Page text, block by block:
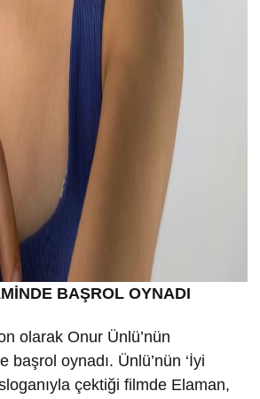
E BAŞROL OYNADI
olarak Onur Ünlü’nün
başrol oynadı. Ünlü’nün ‘İyi
çektiği filmde Elaman,